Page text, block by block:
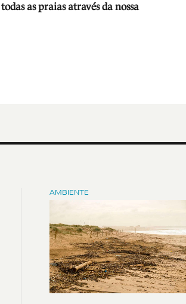
as praias através da nossa
AMBIENTE